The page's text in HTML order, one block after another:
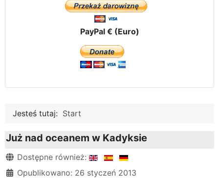
PayPal € (Euro)
Jesteś tutaj: Start
Już nad oceanem w Kadyksie
Szczegóły
Dostępne również:
Opublikowano: 26 styczeń 2013